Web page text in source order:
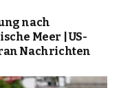
nach
Meer | US-
Nachrichten